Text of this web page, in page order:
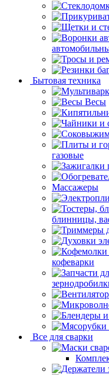
Бытовая техника
Весы
газовые
Массажеры
блинницы,
кофеварки
Все для сварки